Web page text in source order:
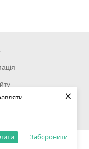
Заборонити
×
для дітей та